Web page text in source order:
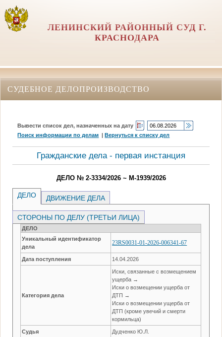
ЛЕНИНСКИЙ РАЙОННЫЙ СУД Г.
КРАСНОДАРА
СУДЕБНОЕ ДЕЛОПРОИЗВОДСТВО
Вывести список дел, назначенных на дату
Поиск информации по делам |Вернуться к списку дел
Гражданские дела - первая инстанция
ДЕЛО № 2-3334/2026 ~ М-1939/2026
ДЕЛО ДВИЖЕНИЕ ДЕЛА
СТОРОНЫ ПО ДЕЛУ (ТРЕТЬИ ЛИЦА)
ДЕЛО
Уникальный идентификатор
дела
23RS0031-01-2026-006341-67
Дата поступления 14.04.2026
Категория дела
Иски, связанные с возмещением
ущерба →
Иски о возмещении ущерба от
ДТП →
Иски о возмещении ущерба от
ДТП (кроме увечий и смерти
кормильца)
Судья Дудченко Ю.Л.